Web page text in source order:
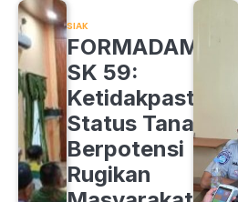
SIAK
FORMADAM
SK 59:
Ketidakpastian
Status Tanah
Berpotensi
Rugikan